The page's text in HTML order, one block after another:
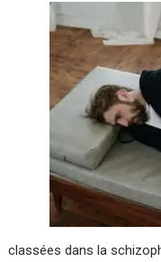
classées dans la